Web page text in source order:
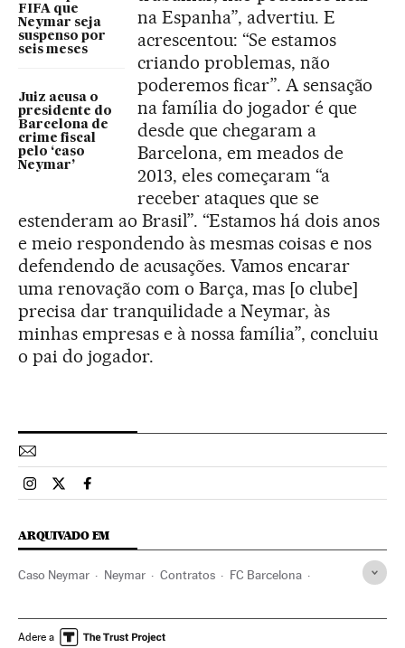
FIFA que
Neymar seja
suspenso por
seis meses
Juiz acusa o
presidente do
Barcelona de
crime fiscal
pelo ‘caso
Neymar’
na Espanha”, advertiu. E
acrescentou: “Se estamos
criando problemas, não
poderemos ficar”. A sensação
na família do jogador é que
desde que chegaram a
Barcelona, em meados de
2013, eles começaram “a
receber ataques que se
estenderam ao Brasil”. “Estamos há dois anos
e meio respondendo às mesmas coisas e nos
defendendo de acusações. Vamos encarar
uma renovação com o Barça, mas [o clube]
precisa dar tranquilidade a Neymar, às
minhas empresas e à nossa família”, concluiu
o pai do jogador.
Esportes El País Brasil en Instagram
Esportes El País Brasil en Twitter
Esportes El País Brasil en Facebook
ARQUIVADO EM
Caso Neymar Neymar Contratos FC Barcelona
Fraude fiscal Jogador futebol
Adere a